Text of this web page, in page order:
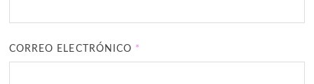
CORREO ELECTRÓNICO *